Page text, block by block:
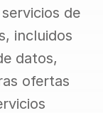
de
incluidos
datos,
ofertas